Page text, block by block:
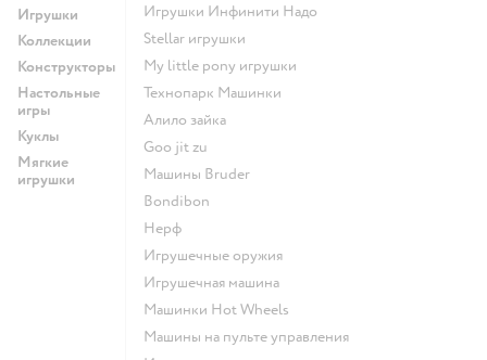
Игрушки
Коллекции
Конструкторы
Настольные
игры
Куклы
Мягкие
игрушки
Игрушки Инфинити Надо
Stellar игрушки
my little pony игрушки
Технопарк Машинки
Алило зайка
Goo jit zu
Машины Bruder
Bondibon
Нерф
Игрушечные оружия
Игрушечная машина
Машинки Hot Wheels
Машины на пульте управления